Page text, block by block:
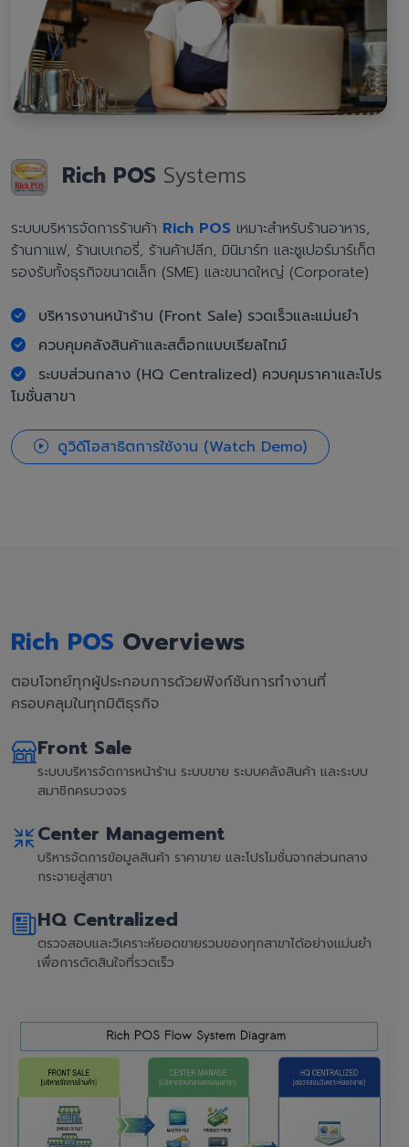
Rich POS Systems
ระบบบริหารจัดการร้านค้า Rich POS เหมาะสำหรับร้านอาหาร,
ร้านกาแฟ, ร้านเบเกอรี่, ร้านค้าปลีก, มินิมาร์ท และซูเปอร์มาร์เก็ต
รองรับทั้งธุรกิจขนาดเล็ก (SME) และขนาดใหญ่ (Corporate)
บริหารงานหน้าร้าน (Front Sale) รวดเร็วและแม่นยำ
ควบคุมคลังสินค้าและสต็อกแบบเรียลไทม์
ระบบส่วนกลาง (HQ Centralized) ควบคุมราคาและโปร
โมชั่นสาขา
ดูวิดีโอสาธิตการใช้งาน (Watch Demo)
Rich POS Overviews
ตอบโจทย์ทุกผู้ประกอบการด้วยฟังก์ชันการทำงานที่
ครอบคลุมในทุกมิติธุรกิจ
Front Sale
ระบบบริหารจัดการหน้าร้าน ระบบขาย ระบบคลังสินค้า และระบบ
สมาชิกครบวงจร
Center Management
บริหารจัดการข้อมูลสินค้า ราคาขาย และโปรโมชั่นจากส่วนกลาง
กระจายสู่สาขา
HQ Centralized
ตรวจสอบและวิเคราะห์ยอดขายรวมของทุกสาขาได้อย่างแม่นยำ
เพื่อการตัดสินใจที่รวดเร็ว